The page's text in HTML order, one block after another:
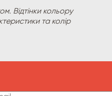
Відтінки кольору
та колір